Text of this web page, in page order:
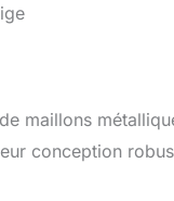
feuille
maillons
conception